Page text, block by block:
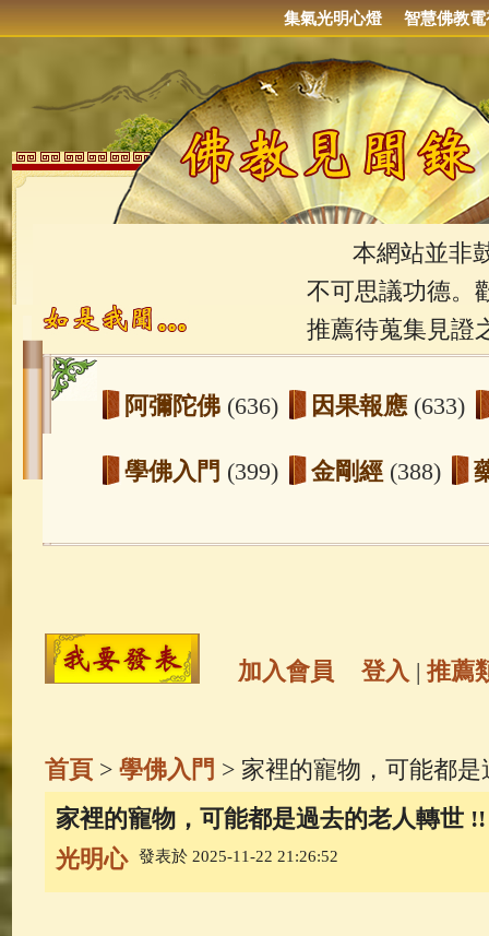
集氣光明心燈 智慧佛教電
本網站並非鼓
不可思議功德。
推薦待蒐集見證
阿彌陀佛 (636) 因果報應 (633)
學佛入門 (399) 金剛經 (388)
玉曆寶鈔(236) 地藏經(225)
高僧故事 (142) 放生護生 (133)
一切如來心秘密全身舍利寶篋印
生活禪(70) 釋迦牟尼佛傳
加入會員 登入 | 推薦
首頁> 學佛入門 > 家裡的寵物，可能都
家裡的寵物，可能都是過去的老人轉世 !!
光明心
發表於 2025-11-22 21:26:52